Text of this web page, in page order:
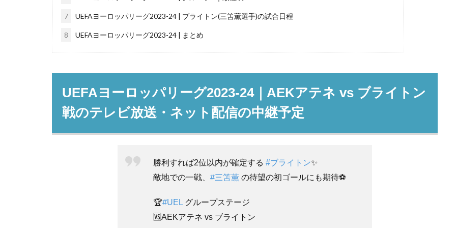
7 UEFAヨーロッパリーグ2023-24 | ブライトン(三笘薫選手)の試合日程
8 UEFAヨーロッパリーグ2023-24 | まとめ
UEFAヨーロッパリーグ2023-24｜AEKアテネ vs ブライトン
戦のテレビ放送・ネット配信の中継予定
勝利すれば2位以内が確定する #ブライトン✨
敵地での一戦、 #三笘薫 の待望の初ゴールにも期待⚽
🏆#UEL グループステージ
🆚AEKアテネ vs ブライトン